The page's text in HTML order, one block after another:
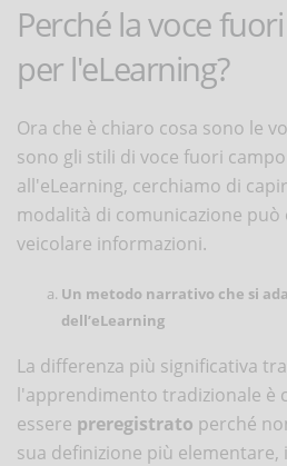
Perché la voce
per l'eLearning?
Ora che è chiaro cosa sono le
sono gli stili di voce fuori
all'eLearning, cerchiamo di
modalità di comunicazione può
veicolare informazioni.
Un metodo narrativo che si
dell’eLearning
La differenza più significativa
l'apprendimento tradizionale è
essere preregistrato perché
sua definizione più elementare,